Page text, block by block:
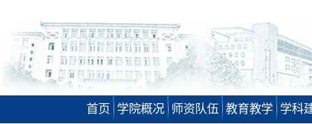
首页 学院概况 师资队伍 教育教学 学科